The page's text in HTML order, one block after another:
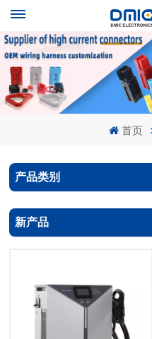
首页
产品类别
新产品